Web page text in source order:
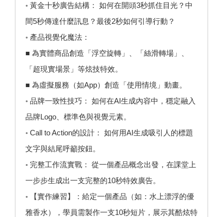
◦ 黃金十秒廣告結構： 如何在開頭3秒抓住目光？中
間5秒傳達什麼訊息？最後2秒如何引導行動？
◦ 產品視覺化魔法：
■ 為實體商品創造「浮空旋轉」、「絲滑轉場」、
「超現實場景」等炫技特效。
■ 為虛擬服務（如App）創造「使用情境」動畫。
◦ 品牌一致性技巧： 如何在AI生成內容中，穩定融入
品牌Logo、標準色與視覺元素。
◦ Call to Action的設計： 如何用AI生成吸引人的標題
文字與結尾呼籲按鈕。
◦ 完整工作流實戰： 從一個產品概念出發，在課堂上
一步步生成出一支完整的10秒特效廣告。
◦ 【實作練習】：給定一個產品（如：水上漂浮的優
雅香水），學員需製作一支10秒短片，展示其酷炫特